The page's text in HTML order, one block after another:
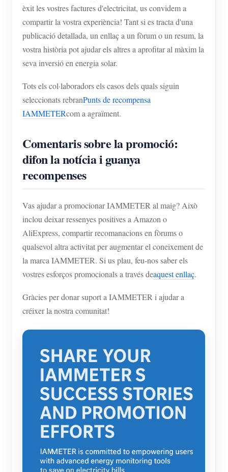
èxit les vostres factures d'electricitat, us convidem a
compartir la vostra experiència! Tant si es tracta d'una
publicació detallada, un enllaç a un fòrum o un resum, la
vostra història pot ajudar els altres a aprofitar al màxim la
seva inversió en energia solar.
Tots els col·laboradors els casos dels quals siguin
seleccionats rebranPunts de recompensa
IAMMETERcom a agraïment.
Comentaris sobre la promoció:
difon la notícia i guanya
recompenses
Vas ajudar a promocionar IAMMETER al maig? Això
inclou deixar ressenyes positives a Amazon o
AliExpress, compartir recomanacions en fòrums o
qualsevol altra activitat per augmentar el coneixement de
la marca IAMMETER. Si us plau, feu-nos saber els
vostres esforços promocionals a través deaquest enllaç.
Gràcies per donar suport a IAMMETER i ajudar a
créixer la nostra comunitat!